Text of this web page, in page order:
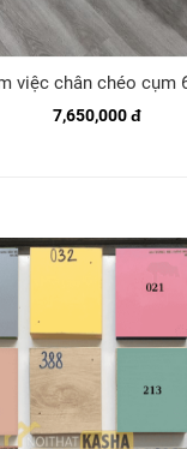
việc chân chéo cụm
7,650,000 đ